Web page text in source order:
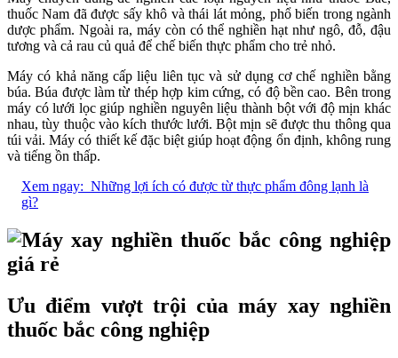
thuốc Nam đã được sấy khô và thái lát mỏng, phổ biến trong ngành
dược phẩm. Ngoài ra, máy còn có thể nghiền hạt như ngô, đỗ, đậu
tương và cả rau củ quả để chế biến thực phẩm cho trẻ nhỏ.
Máy có khả năng cấp liệu liên tục và sử dụng cơ chế nghiền bằng
búa. Búa được làm từ thép hợp kim cứng, có độ bền cao. Bên trong
máy có lưới lọc giúp nghiền nguyên liệu thành bột với độ mịn khác
nhau, tùy thuộc vào kích thước lưới. Bột mịn sẽ được thu thông qua
túi vải. Máy có thiết kế đặc biệt giúp hoạt động ổn định, không rung
và tiếng ồn thấp.
Xem ngay: Những lợi ích có được từ thực phẩm đông lạnh là
gì?
Ưu điểm vượt trội của máy xay nghiền
thuốc bắc công nghiệp